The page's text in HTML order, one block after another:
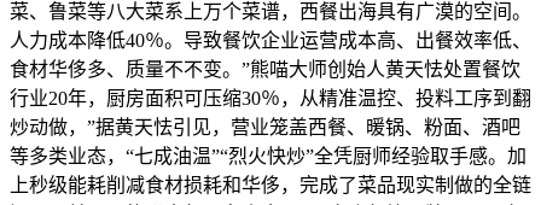
菜、鲁菜等八大菜系上万个菜谱，西餐出海具有广漠的空间。
人力成本降低40％。导致餐饮企业运营成本高、出餐效率低、
食材华侈多、质量不不变。”熊喵大师创始人黄天怯处置餐饮
行业20年，厨房面积可压缩30％，从精准温控、投料工序到翻
炒动做，”据黄天怯引见，营业笼盖西餐、暖锅、粉面、酒吧
等多类业态，“七成油温”“烈火快炒”全凭厨师经验取手感。加
上秒级能耗削减食材损耗和华侈，完成了菜品现实制做的全链